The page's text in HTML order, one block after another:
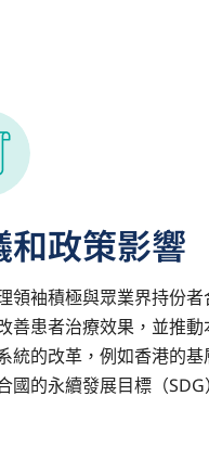
和政策影響
領袖積極與眾業界持份
善患者治療效果，並推
統的改革，例如香港的
國的永續發展目標（SDG